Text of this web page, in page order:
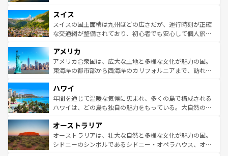
れる地方に足を運ぶとそれぞれで全く異なる文化を体験で
きるだろう。 なお、新着のフランス情報はコンテンツ一覧
を参照してほしい。
は、お酒好きな人にはぜひ体験してほしい。 なお、新着の
ドイツ情報はコンテンツ一覧を参照してほしい。
リアごとに異なる魅力がある。また、優雅なアフタヌーン
ティー、ビール好きにはたまらない英国パブ、サッカー観
戦など、本場だからこそできる体験も豊富。イギリスを旅
ンツ一覧を参照してほしい。
スイス
スイスの国土面積は九州ほどの広さだが、運行時刻が正確
な交通網が整備されており、初心者でも安心して個人旅行
の建物がそのまま残る町や、スイスならではのユニークな
博物館もあり、アルプス観光だけでなく町歩きも満喫する
ことができる。国民の所得が高いため物価も高いが、旅行
ば市内交通費無料で観光を楽しむこともできる。 なお、新
着のスイス情報はコンテンツ一覧 を参照してほしい。
アメリカ
アメリカ合衆国は、広大な土地と多様な文化が魅力の国。
東海岸の都市部から西海岸のカリフォルニアまで、訪れる
のような巨大都市は、観光、ショッピング、エンターテイ
ンメントが詰まった刺激的なスポットだ。一方、アメリカ
西部には大自然が広がり、グランドキャニオンやイエロー
部のニューオーリンズでは、音楽と美食が融合した独特の
文化が魅力。旅行者はアメリカの各地域で異なる魅力を楽
しみながら、その多様性と豊かな歴史を感じることができ
ハワイ
年間を通じて温暖な気候に恵まれ、多くの島で構成される
ハワイは、どの島も独自の魅力をもっている。大自然の神
ワイ島は見逃せない。また、定番の観光地といえばオアフ
島だが、静かな自然を求めるならマウイ島やカウアイ島が
おすすめ。エメラルドグリーンに輝く海をはじめ、豊かな
オーストラリア
オーストラリアは、壮大な自然と多様な文化が魅力の国。
シドニーのシンボルであるシドニー・オペラハウス、オー